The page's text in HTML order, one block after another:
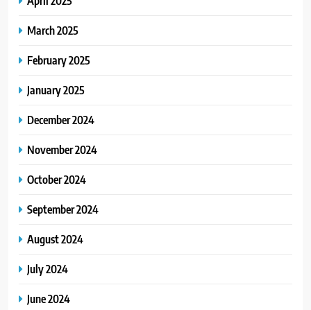
March 2025
February 2025
January 2025
December 2024
November 2024
October 2024
September 2024
August 2024
July 2024
June 2024